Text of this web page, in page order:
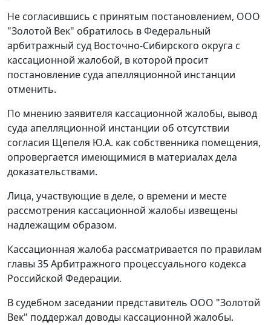
Не согласившись с принятым постановлением, ООО
"Золотой Век" обратилось в Федеральный
арбитражный суд Восточно-Сибирского округа с
кассационной жалобой, в которой просит
постановление суда апелляционной инстанции
отменить.
По мнению заявителя кассационной жалобы, вывод
суда апелляционной инстанции об отсутствии
согласия Щепеля Ю.А. как собственника помещения,
опровергается имеющимися в материалах дела
доказательствами.
Лица, участвующие в деле, о времени и месте
рассмотрения кассационной жалобы извещены
надлежащим образом.
Кассационная жалоба рассматривается по правилам
главы 35Арбитражного процессуального кодекса
Российской Федерации.
В судебном заседании представитель ООО "Золотой
Век" поддержал доводы кассационной жалобы.